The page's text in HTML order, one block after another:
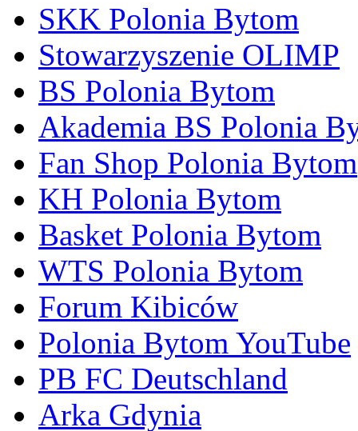
SKK Polonia Bytom
Stowarzyszenie OLIMP
BS Polonia Bytom
Akademia BS Polonia
Fan Shop Polonia Bytom
KH Polonia Bytom
Basket Polonia Bytom
WTS Polonia Bytom
Forum Kibiców
Polonia Bytom YouTube
PB FC Deutschland
Arka Gdynia